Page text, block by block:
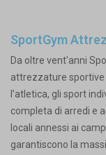
SportGym
Da oltre vent'anni
attrezzature sportive
l’atletica, gli sport
completa di arredi e
locali annessi ai
garantiscono la